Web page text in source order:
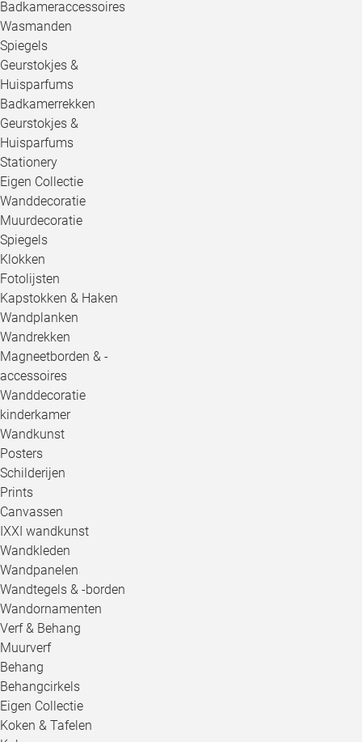
Badkameraccessoires
Wasmanden
Spiegels
Geurstokjes &
Huisparfums
Badkamerrekken
Geurstokjes &
Huisparfums
Stationery
Eigen Collectie
Wanddecoratie
Muurdecoratie
Spiegels
Klokken
Fotolijsten
Kapstokken & Haken
Wandplanken
Wandrekken
Magneetborden & -
accessoires
Wanddecoratie
kinderkamer
Wandkunst
Posters
Schilderijen
Prints
Canvassen
IXXI wandkunst
Wandkleden
Wandpanelen
Wandtegels & -borden
Wandornamenten
Verf & Behang
Muurverf
Behang
Behangcirkels
Eigen Collectie
Koken & Tafelen